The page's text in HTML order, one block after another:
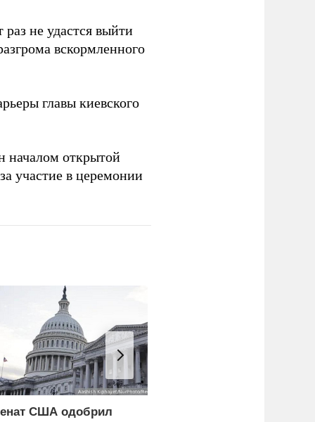
не удастся выйти
вскормленного
главы киевского
началом открытой
участие в церемонии
США одобрил